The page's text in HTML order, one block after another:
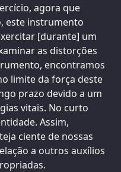
agora que
este instrumento
[durante] um
as distorções
encontramos
limite da força deste
prazo devido a um
vitais. No curto
Assim,
ciente de nossas
a outros auxílios